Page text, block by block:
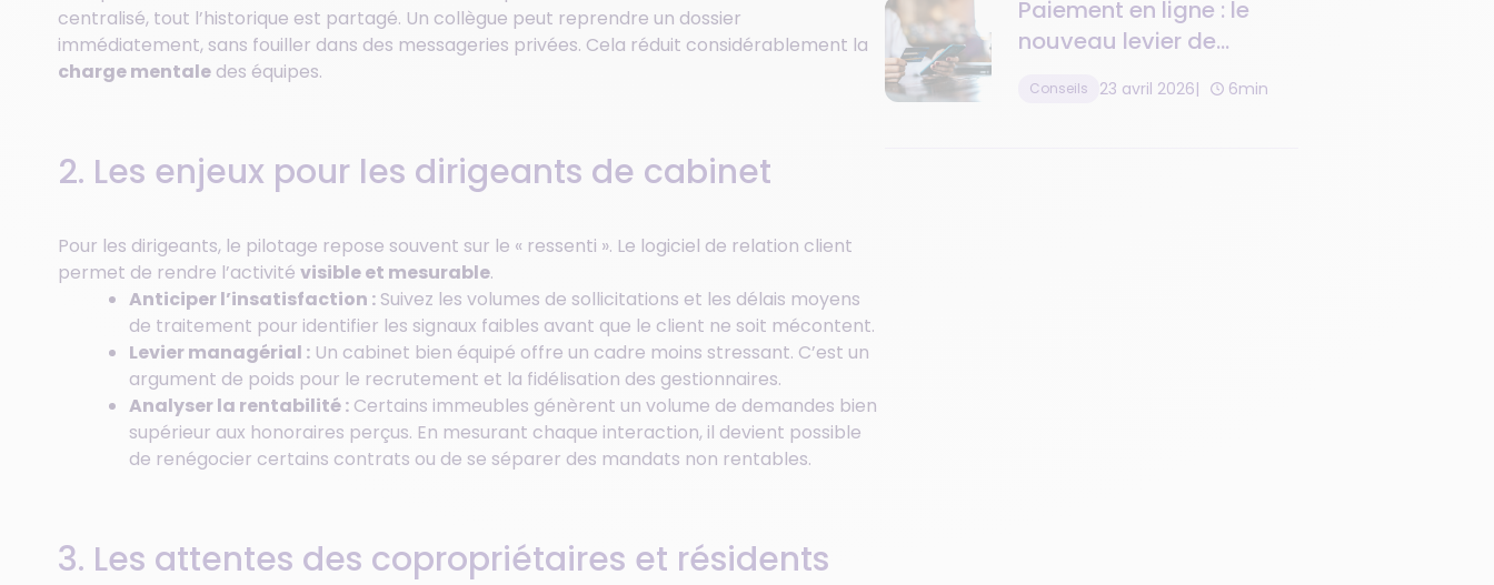
centralisé, tout l’historique est partagé. Un collègue peut reprendre un dossier
immédiatement, sans fouiller dans des messageries privées. Cela réduit considérablement la
charge mentale des équipes.
2. Les enjeux pour les dirigeants de cabinet
Pour les dirigeants, le pilotage repose souvent sur le « ressenti ». Le logiciel de relation client
permet de rendre l’activité visible et mesurable.
Anticiper l’insatisfaction : Suivez les volumes de sollicitations et les délais moyens
de traitement pour identifier les signaux faibles avant que le client ne soit mécontent.
Levier managérial : Un cabinet bien équipé offre un cadre moins stressant. C’est un
argument de poids pour le recrutement et la fidélisation des gestionnaires.
Analyser la rentabilité : Certains immeubles génèrent un volume de demandes bien
supérieur aux honoraires perçus. En mesurant chaque interaction, il devient possible
de renégocier certains contrats ou de se séparer des mandats non rentables.
3. Les attentes des copropriétaires et résidents
Paiement en ligne : le
nouveau levier de
hébergements
Conseils 23 avril 2026 6min